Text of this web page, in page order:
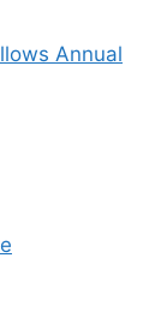
Annual